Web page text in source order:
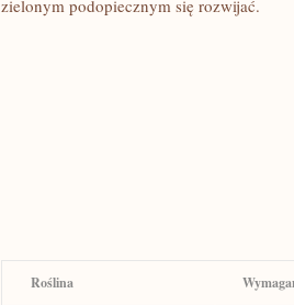
zielonym podopiecznym‌ się rozwijać.
Roślina